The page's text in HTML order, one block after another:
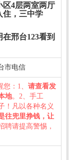
区4层两室两厅
住，三中学
在邢台123看到
市电信
：1、 请查看发
地。2、手工
！凡以各种名义
往兜里挣钱，让
聘请提高警惕，